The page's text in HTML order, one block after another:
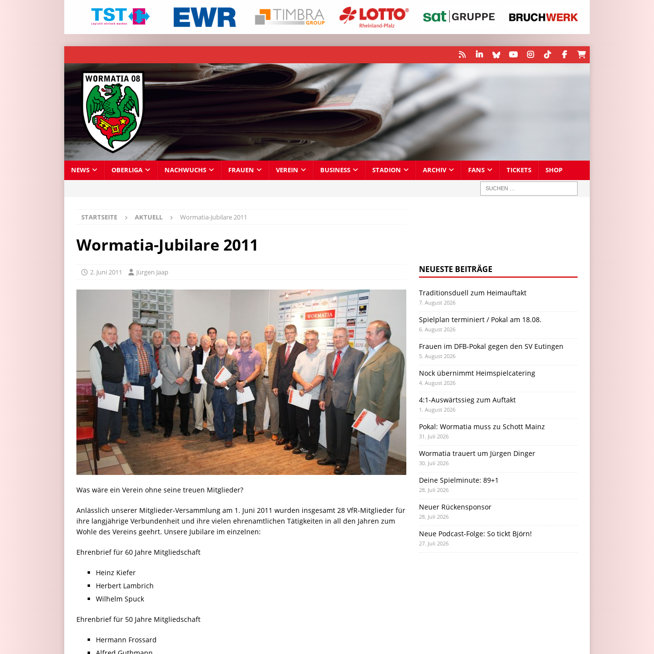
NEWS OBERLIGA NACHWUCHS FRAUEN VEREIN BUSINESS STADION ARCHIV FANS TICKETS SHOP
STARTSEITE AKTUELL Wormatia-Jubilare 2011
Wormatia-Jubilare 2011
2. Juni 2011 Jürgen Jaap
Was wäre ein Verein ohne seine treuen Mitglieder?
Anlässlich unserer Mitglieder-Versammlung am 1. Juni 2011 wurden insgesamt 28 VfR-Mitglieder für
ihre langjährige Verbundenheit und ihre vielen ehrenamtlichen Tätigkeiten in all den Jahren zum
Wohle des Vereins geehrt. Unsere Jubilare im einzelnen:
Ehrenbrief für 60 Jahre Mitgliedschaft
Heinz Kiefer
Herbert Lambrich
Wilhelm Spuck
Ehrenbrief für 50 Jahre Mitgliedschaft
Hermann Frossard
NEUESTE BEITRÄGE
Traditionsduell zum Heimauftakt
7. August 2026
Spielplan terminiert / Pokal am 18.08.
6. August 2026
Frauen im DFB-Pokal gegen den SV Eutingen
5. August 2026
Nock übernimmt Heimspielcatering
4. August 2026
4:1-Auswärtssieg zum Auftakt
1. August 2026
Pokal: Wormatia muss zu Schott Mainz
31. Juli 2026
Wormatia trauert um Jürgen Dinger
30. Juli 2026
Deine Spielminute: 89+1
28. Juli 2026
Neuer Rückensponsor
28. Juli 2026
Neue Podcast-Folge: So tickt Björn!
27. Juli 2026